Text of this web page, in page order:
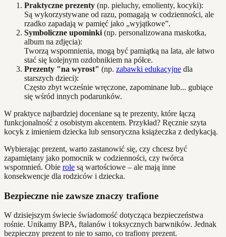
Praktyczne prezenty (np. pieluchy, emolienty, kocyki):
Są wykorzystywane od razu, pomagają w codzienności, ale
rzadko zapadają w pamięć jako „wyjątkowe”.
Symboliczne upominki (np. personalizowana maskotka,
album na zdjęcia):
Tworzą wspomnienia, mogą być pamiątką na lata, ale łatwo
stać się kolejnym ozdobnikiem na półce.
Prezenty "na wyrost" (np. zabawki edukacyjne dla
starszych dzieci):
Często zbyt wcześnie wręczone, zapominane lub... gubiące
się wśród innych podarunków.
W praktyce najbardziej doceniane są te prezenty, które łączą
funkcjonalność z osobistym akcentem. Przykład? Ręcznie szyta
kocyk z imieniem dziecka lub sensoryczna książeczka z dedykacją.
Wybierając prezent, warto zastanowić się, czy chcesz być
zapamiętany jako pomocnik w codzienności, czy twórca
wspomnień. Obie role są wartościowe – ale mają inne
konsekwencje dla rodziców i dziecka.
Bezpieczne nie zawsze znaczy trafione
W dzisiejszym świecie świadomość dotycząca bezpieczeństwa
rośnie. Unikamy BPA, ftalanów i toksycznych barwników. Jednak
bezpieczny prezent to nie to samo, co trafiony prezent.